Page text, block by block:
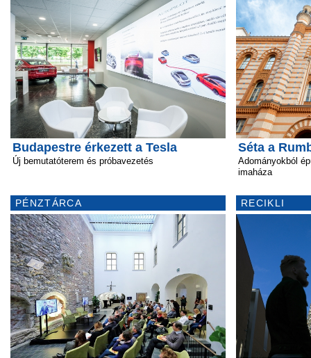
Budapestre érkezett a Tesla
Új bemutatóterem és próbavezetés
PÉNZTÁRCA
Séta a
Adományokból
imaháza
RECIKLI